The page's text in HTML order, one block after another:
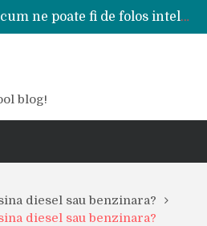
Ce este si cum ne poate fi de folos inteligenta artificiala?
Tipuri de polizoare de care este nevoie intr-un atelier
Cele mai bune smartphone-uri lansate in anul 2024
blog!
diesel sau benzinara?
diesel sau benzinara?